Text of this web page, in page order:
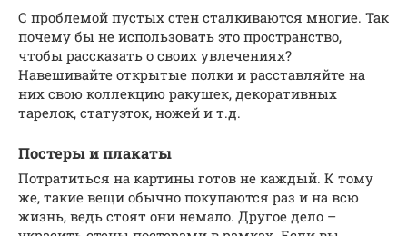
С проблемой пустых стен сталкиваются многие. Так
почему бы не использовать это пространство,
чтобы рассказать о своих увлечениях?
Навешивайте открытые полки и расставляйте на
них свою коллекцию ракушек, декоративных
тарелок, статуэток, ножей и т.д.
Постеры и плакаты
Потратиться на картины готов не каждый. К тому
же, такие вещи обычно покупаются раз и на всю
жизнь, ведь стоят они немало. Другое дело –